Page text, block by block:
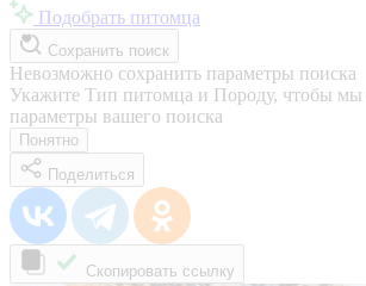
Подобрать питомца
Сохранить поиск
Невозможно сохранить параметры поиска
Укажите Тип питомца и Породу, чтобы мы
параметры вашего поиска
Понятно
Поделиться
Скопировать ссылку